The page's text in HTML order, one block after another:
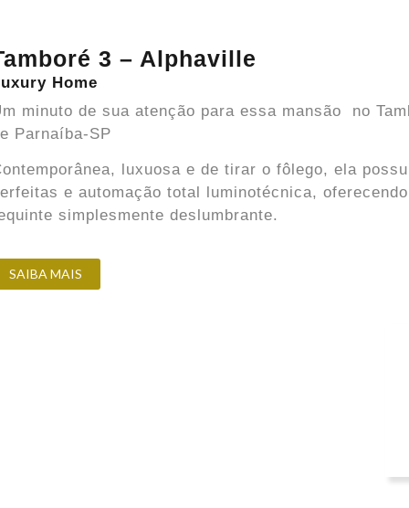
3 – Alphaville
Home
minuto de sua atenção para essa mansão no
Parnaíba-SP
luxuosa e de tirar o fôlego, ela
e automação total luminotécnica,
simplesmente deslumbrante.
SAIBA MAIS